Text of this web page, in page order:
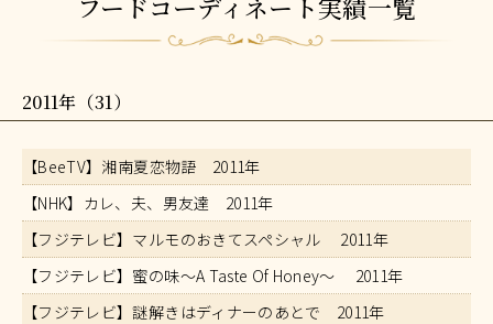
フードコーディネート実績一覧
2011年（31）
【BeeTV】湘南夏恋物語 2011年
【NHK】カレ、夫、男友達 2011年
【フジテレビ】マルモのおきてスペシャル 2011年
【フジテレビ】蜜の味～A Taste Of Honey～ 2011年
【フジテレビ】謎解きはディナーのあとで 2011年